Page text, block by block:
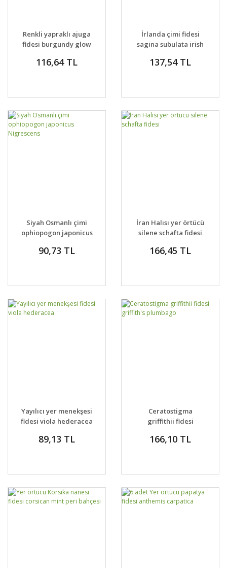
Renkli yapraklı ajuga
fidesi burgundy glow
116,64 TL
İrlanda çimi fidesi
sagina subulata irish
137,54 TL
Siyah Osmanlı çimi
ophiopogon japonicus
90,73 TL
İran Halısı yer örtücü
silene schafta fidesi
166,45 TL
Yayılıcı yer menekşesi
fidesi viola hederacea
89,13 TL
Ceratostigma
griffithii fidesi
166,10 TL